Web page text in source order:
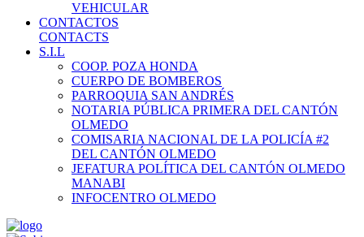
VEHICULAR
CONTACTOS
CONTACTS
S.I.L
COOP. POZA HONDA
CUERPO DE BOMBEROS
PARROQUIA SAN ANDRÉS
NOTARIA PÚBLICA PRIMERA DEL CANTÓN
OLMEDO
COMISARIA NACIONAL DE LA POLICÍA #2
DEL CANTÓN OLMEDO
JEFATURA POLÍTICA DEL CANTÓN OLMEDO
MANABI
INFOCENTRO OLMEDO